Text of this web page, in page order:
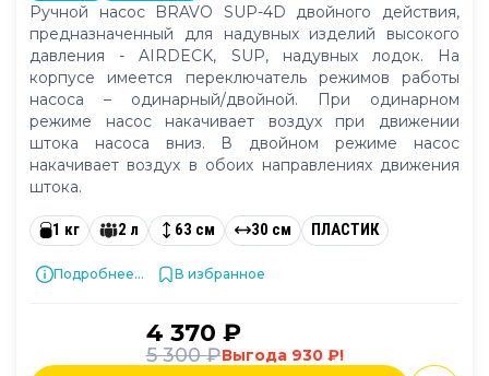
Ручной насос BRAVO SUP-4D двойного действия,
предназначенный для надувных изделий высокого
давления - AIRDECK, SUP, надувных лодок. На
корпусе имеется переключатель режимов работы
насоса – одинарный/двойной. При одинарном
режиме насос накачивает воздух при движении
штока насоса вниз. В двойном режиме насос
накачивает воздух в обоих направлениях движения
штока.
1 кг 2 л 63 см 30 см ПЛАСТИК
Подробнее... В избранное
4 370 ₽
5 300 ₽Выгода 930 ₽!